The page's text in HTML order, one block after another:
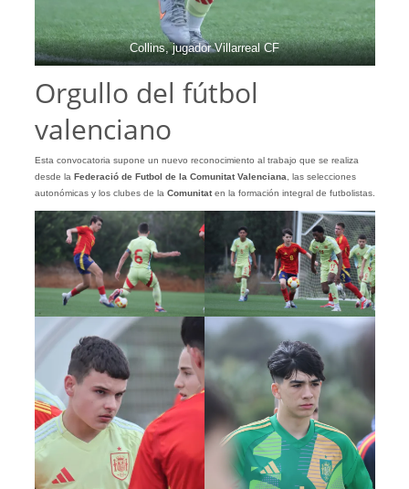
Collins, jugador Villarreal CF
Orgullo del fútbol
valenciano
Esta convocatoria supone un nuevo reconocimiento al trabajo que se realiza
desde la Federació de Futbol de la Comunitat Valenciana , las selecciones
autonómicas y los clubes de la Comunitaten la formación integral de futbolistas.